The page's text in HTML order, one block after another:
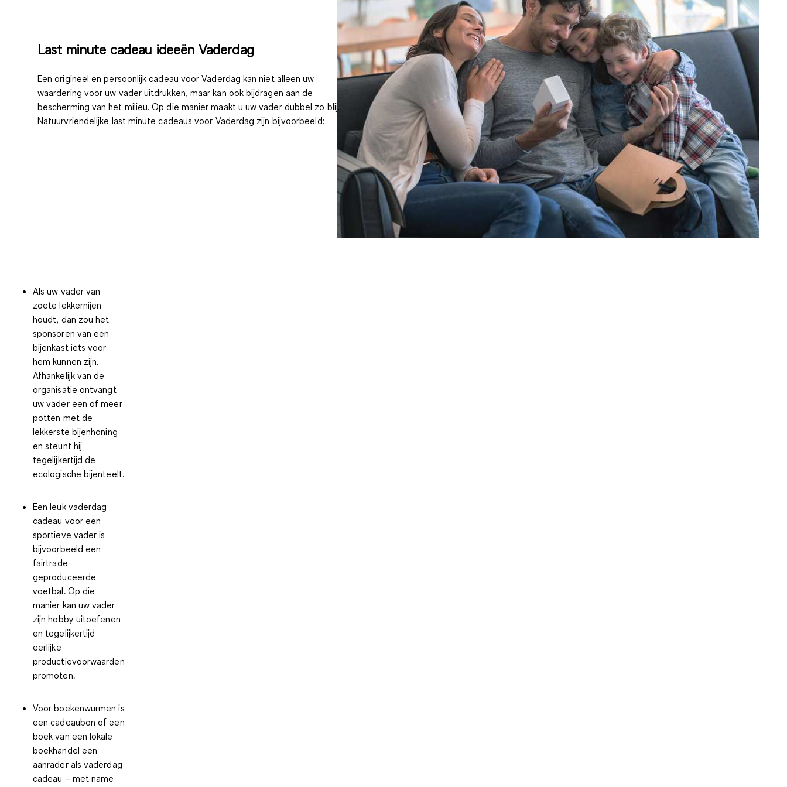
Last minute cadeau ideeën Vaderdag
Een origineel en persoonlijk cadeau voor Vaderdag kan niet alleen uw
waardering voor uw vader uitdrukken, maar kan ook bijdragen aan de
bescherming van het milieu. Op die manier maakt u uw vader dubbel zo blij.
Natuurvriendelijke last minute cadeaus voor Vaderdag zijn bijvoorbeeld:
Als uw vader van
zoete lekkernijen
houdt, dan zou het
sponsoren van een
bijenkast iets voor
hem kunnen zijn.
Afhankelijk van de
organisatie ontvangt
uw vader een of meer
potten met de
lekkerste bijenhoning
en steunt hij
tegelijkertijd de
ecologische bijenteelt.
Een leuk vaderdag
cadeau voor een
sportieve vader is
bijvoorbeeld een
fairtrade
geproduceerde
voetbal. Op die
manier kan uw vader
zijn hobby uitoefenen
en tegelijkertijd
eerlijke
productievoorwaarden
promoten.
Voor boekenwurmen is
eencadeaubon of een
boek van een lokale
boekhandel een
aanrader als vaderdag
cadeau – met name